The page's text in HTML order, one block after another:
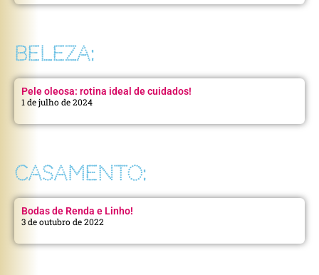
BELEZA:
Pele oleosa: rotina ideal de cuidados!
1 de julho de 2024
CASAMENTO:
Bodas de Renda e Linho!
3 de outubro de 2022